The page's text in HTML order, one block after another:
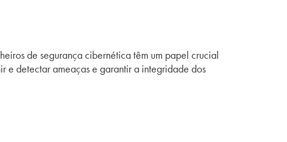
de segurança cibernética têm um papel crucial
e detectar ameaças e garantir a integridade dos